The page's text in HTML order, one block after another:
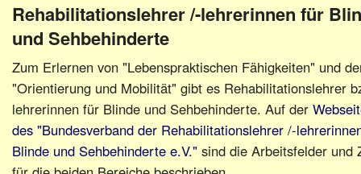
Rehabilitationslehrer /-lehrerinnen für
und Sehbehinderte
Zum Erlernen von "Lebenspraktischen Fähigkeiten" und
"Orientierung und Mobilität" gibt es Rehabilitationslehrer
lehrerinnen für Blinde und Sehbehinderte. Auf der
des "Bundesverband der Rehabilitationslehrer /-
Blinde und Sehbehinderte e.V." sind die Arbeitsfelder und